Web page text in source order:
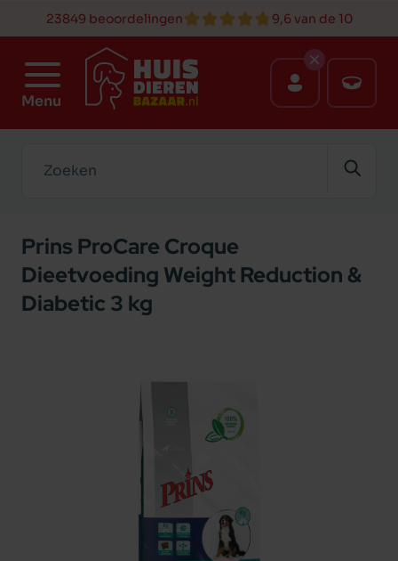
23849 beoordelingen 9,6 van de 10
Menu
Prins ProCare Croque
Dieetvoeding Weight Reduction &
Diabetic 3 kg